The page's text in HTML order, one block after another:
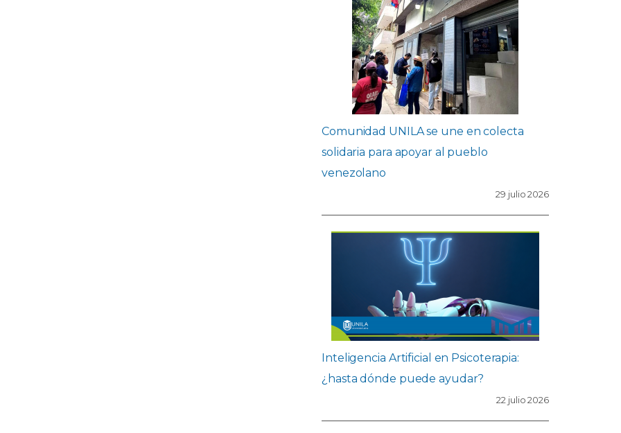
Comunidad UNILA se une en colecta
solidaria para apoyar al pueblo
venezolano
29 julio 2026
Inteligencia Artificial en Psicoterapia:
¿hasta dónde puede ayudar?
22 julio 2026